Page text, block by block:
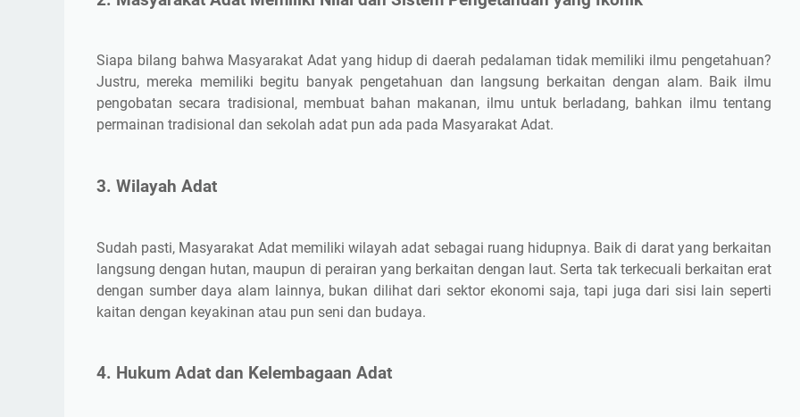
Siapa bilang bahwa Masyarakat Adat yang hidup di daerah pedalaman tidak memiliki ilmu pengetahuan?
Justru, mereka memiliki begitu banyak pengetahuan dan langsung berkaitan dengan alam. Baik ilmu
pengobatan secara tradisional, membuat bahan makanan, ilmu untuk berladang, bahkan ilmu tentang
permainan tradisional dan sekolah adat pun ada pada Masyarakat Adat.
3. Wilayah Adat
Sudah pasti, Masyarakat Adat memiliki wilayah adat sebagai ruang hidupnya. Baik di darat yang berkaitan
langsung dengan hutan, maupun di perairan yang berkaitan dengan laut. Serta tak terkecuali berkaitan erat
dengan sumber daya alam lainnya, bukan dilihat dari sektor ekonomi saja, tapi juga dari sisi lain seperti
kaitan dengan keyakinan atau pun seni dan budaya.
4. Hukum Adat dan Kelembagaan Adat